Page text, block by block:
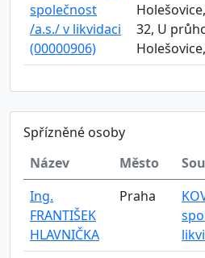
společnost
/a.s./ v likvidaci
(00000906)
32, U
Spřízněné osoby
Název
Město
Ing.
FRANTIŠEK
HLAVNIČKA
Praha